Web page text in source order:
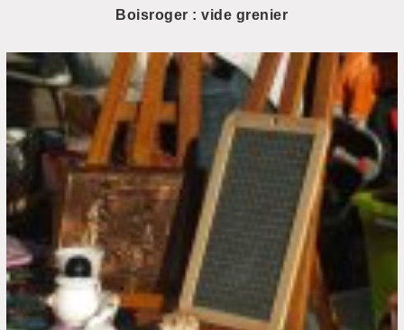
Boisroger : vide grenier